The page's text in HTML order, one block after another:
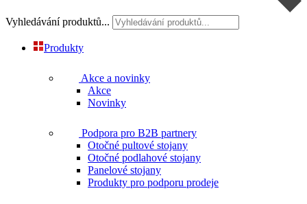
Vyhledávání produktů...
Produkty
Akce a novinky
Akce
Novinky
Podpora pro B2B partnery
Otočné pultové stojany
Otočné podlahové stojany
Panelové stojany
Produkty pro podporu prodeje